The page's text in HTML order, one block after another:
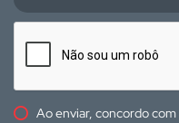
Ao enviar, concordo com